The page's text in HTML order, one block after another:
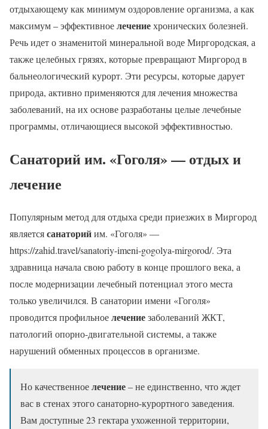
отдыхающему как минимум оздоровление организма, а как
максимум – эффективноелечениехронических болезней.
Речь идет о знаменитой минеральной воде Миргородская, а
также целебных грязях, которые превращают Миргород в
бальнеологический курорт. Эти ресурсы, которые дарует
природа, активно применяются для лечения множества
заболеваний, на их основе разработаны целые лечебные
программы, отличающиеся высокой эффективностью.
Санаторий им. «Гоголя» — отдых и
лечение
Популярным метод для отдыха среди приезжих в Миргород
являетсясанаторийим. «Гоголя» —
https://zahid.travel/sanatoriy-imeni-gogolya-mirgorod/. Эта
здравница начала свою работу в конце прошлого века, а
после модернизации лечебный потенциал этого места
только увеличился. В санатории имени «Гоголя»
проводится профильноелечениезаболеваний ЖКТ,
патологий опорно-двигательной системы, а также
нарушений обменных процессов в организме.
Но качественноелечение– не единственно, что ждет
вас в стенах этого санаторно-курортного заведения.
Вам доступные 23 гектара ухоженной территории,